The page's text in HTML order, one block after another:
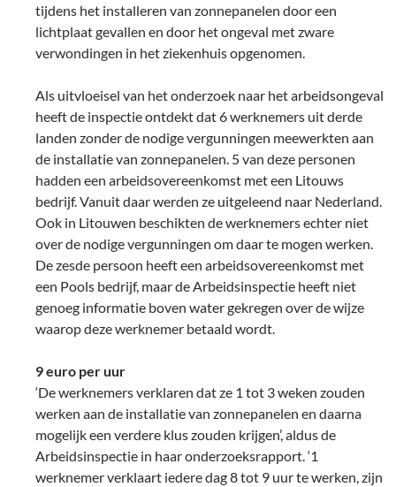
tijdens het installeren van zonnepanelen door een
lichtplaat gevallen en door het ongeval met zware
verwondingen in het ziekenhuis opgenomen.
Als uitvloeisel van het onderzoek naar het arbeidsongeval
heeft de inspectie ontdekt dat 6 werknemers uit derde
landen zonder de nodige vergunningen meewerkten aan
de installatie van zonnepanelen. 5 van deze personen
hadden een arbeidsovereenkomst met een Litouws
bedrijf. Vanuit daar werden ze uitgeleend naar Nederland.
Ook in Litouwen beschikten de werknemers echter niet
over de nodige vergunningen om daar te mogen werken.
De zesde persoon heeft een arbeidsovereenkomst met
een Pools bedrijf, maar de Arbeidsinspectie heeft niet
genoeg informatie boven water gekregen over de wijze
waarop deze werknemer betaald wordt.
9 euro per uur
‘De werknemers verklaren dat ze 1 tot 3 weken zouden
werken aan de installatie van zonnepanelen en daarna
mogelijk een verdere klus zouden krijgen’, aldus de
Arbeidsinspectie in haar onderzoeksrapport. ‘1
werknemer verklaart iedere dag 8 tot 9 uur te werken, zijn